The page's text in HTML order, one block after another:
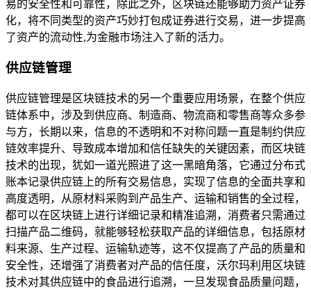
易的安全性和可靠性，除此之外，区块链还能够助力资产证券
化，将不同类型的资产巧妙打包成证券进行交易，进一步提高
了资产的流动性,为金融市场注入了新的活力。
供应链管理
供应链管理是区块链技术的另一个重要应用场景，在整个供应
链体系中，涉及到供应商、制造商、物流商和零售商等众多参
与方，长期以来，信息的不透明和不对称问题一直是制约供应
链效率提升、导致成本增加和信任缺失的关键因素，而区块链
技术的出现，犹如一道光照进了这一黑暗角落，它通过分布式
账本记录供应链上的所有交易信息，实现了信息的全面共享和
高度透明，从原材料采购到产品生产、运输和销售的全过程，
都可以在区块链上进行详细记录和精准追溯，消费者只需通过
扫描产品二维码，就能够轻松获取产品的详细信息，包括原材
料来源、生产过程、运输轨迹等，这不仅提高了产品的质量和
安全性，还增强了消费者对产品的信任度，沃尔玛利用区块链
技术对其供应链中的食品进行追溯，一旦发现食品质量问题，